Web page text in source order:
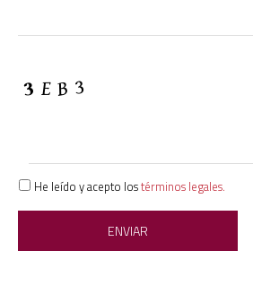
He leído y acepto lostérminos legales.